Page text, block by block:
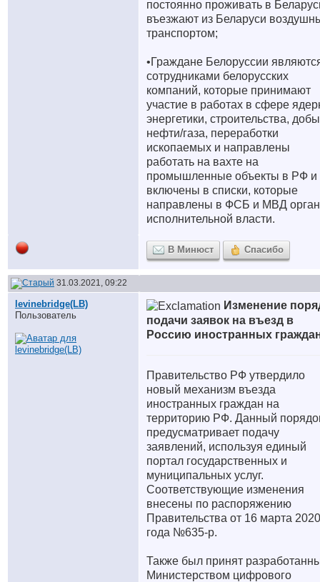
постоянно проживать в
въезжают из Беларуси
транспортом;
•Граждане Белоруссии
сотрудниками белорусских
компаний, которые принимают
участие в работах в сфере
энергетики, строительства,
нефти/газа, переработки
ископаемых и направлены
работать на вахте на
промышленные объекты в РФ и
включены в списки, которые
направлены в ФСБ и МВД
исполнительной власти.
В Минюст Спасибо
31.03.2021, 09:22
levinebridge(LB)
Пользователь
Изменение
подачи заявок на въезд в
Россию иностранных
Правительство РФ утвердило
новый механизм въезда
иностранных граждан на
территорию РФ. Данный
предусматривает подачу
заявлений, используя единый
портал государственных и
муниципальных услуг.
Соответствующие изменения
внесены по распоряжению
Правительства от 16 марта 2020
года №635-р.
Также был принят
Министерством цифрового